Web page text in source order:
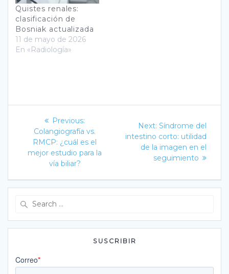
Quistes renales:
clasificación de
Bosniak actualizada
11 de mayo de 2026
En «Radiología»
Navegación
entradas
Previous:
post:
Colangiografía vs.
RMCP: ¿cuál es el
mejor estudio para la
vía biliar?
Next: Next
post:
Síndrome del
intestino corto: utilidad
de la imagen en el
seguimiento
SUSCRIBIR